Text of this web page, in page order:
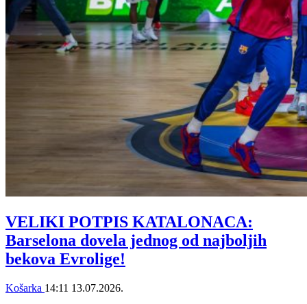
VELIKI POTPIS KATALONACA:
Barselona dovela jednog od najboljih
bekova Evrolige!
Košarka 14:11 13.07.2026.